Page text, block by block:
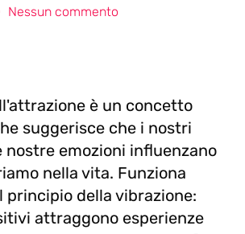
Nessun commento
è un concetto
suggerisce che i nostri
nostre emozioni influenzano
nella vita. Funziona
della vibrazione:
attraggono esperienze